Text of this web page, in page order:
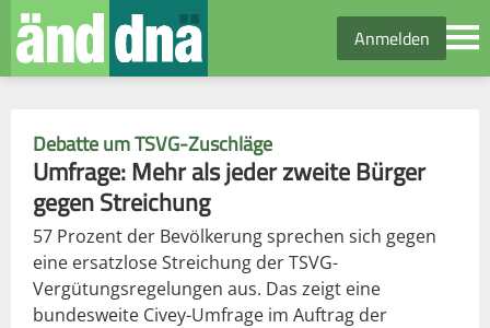
Anmelden
Debatte um TSVG-Zuschläge
Umfrage: Mehr als jeder zweite Bürger
gegen Streichung
57 Prozent der Bevölkerung sprechen sich gegen
eine ersatzlose Streichung der TSVG-
Vergütungsregelungen aus. Das zeigt eine
bundesweite Civey-Umfrage im Auftrag der